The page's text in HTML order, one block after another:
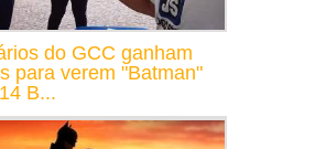
do GCC ganham
para verem "Batman"
B...